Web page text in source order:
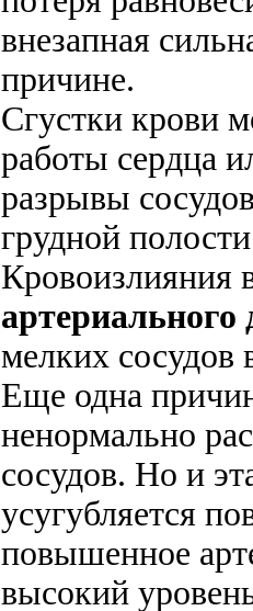
внезапная
причине.
Сгустки крови
работы сердца
разрывы
грудной
Кровоизлияния
артериального
мелких сосудов
Еще одна
ненормально
сосудов. Но и
усугубляется
повышенное
высокий